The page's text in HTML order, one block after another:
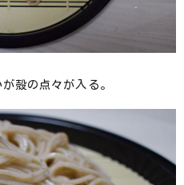
殻の点々が入る。